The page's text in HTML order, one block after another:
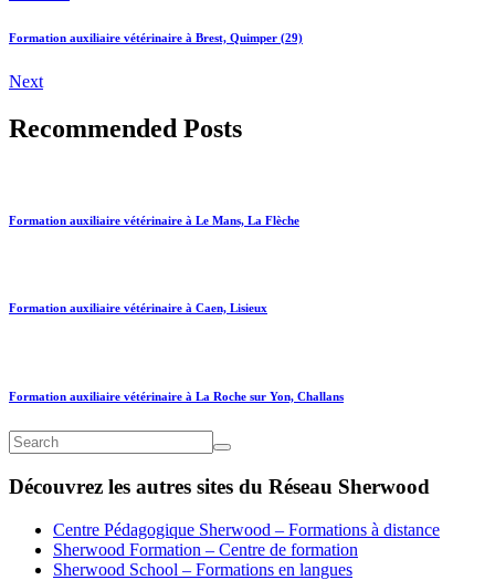
Formation auxiliaire vétérinaire à Brest, Quimper (29)
Next
Recommended Posts
Formation auxiliaire vétérinaire à Le Mans, La Flèche
Formation auxiliaire vétérinaire à Caen, Lisieux
Formation auxiliaire vétérinaire à La Roche sur Yon, Challans
Découvrez les autres sites du Réseau Sherwood
Centre Pédagogique Sherwood – Formations à distance
Sherwood Formation – Centre de formation
Sherwood School – Formations en langues